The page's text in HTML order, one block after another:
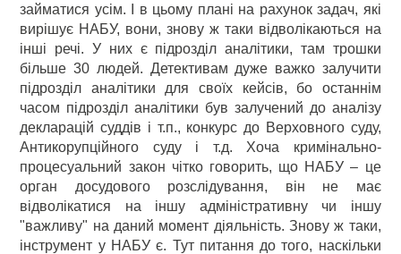
займатися усім. І в цьому плані на рахунок задач, які
вирішує НАБУ, вони, знову ж таки відволікаються на
інші речі. У них є підрозділ аналітики, там трошки
більше 30 людей. Детективам дуже важко залучити
підрозділ аналітики для своїх кейсів, бо останнім
часом підрозділ аналітики був залучений до аналізу
декларацій суддів і т.п., конкурс до Верховного суду,
Антикорупційного суду і т.д. Хоча кримінально-
процесуальний закон чітко говорить, що НАБУ – це
орган досудового розслідування, він не має
відволікатися на іншу адміністративну чи іншу
"важливу" на даний момент діяльність. Знову ж таки,
інструмент у НАБУ є. Тут питання до того, наскільки